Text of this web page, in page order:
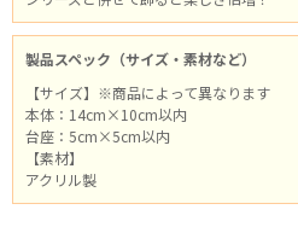
製品スペック（サイズ・素材など）
【サイズ】※商品によって異なります
本体：14cm×10cm以内
台座：5cm×5cm以内
【素材】
アクリル製